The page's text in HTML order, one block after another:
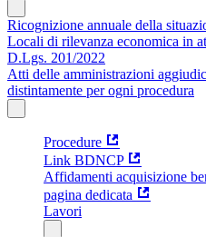
Ricognizione annuale della
Locali di rilevanza economica in
D.Lgs. 201/2022
Atti delle amministrazioni
distintamente per ogni procedura
Procedure
Link BDNCP
Affidamenti acquisizione
pagina dedicata
Lavori